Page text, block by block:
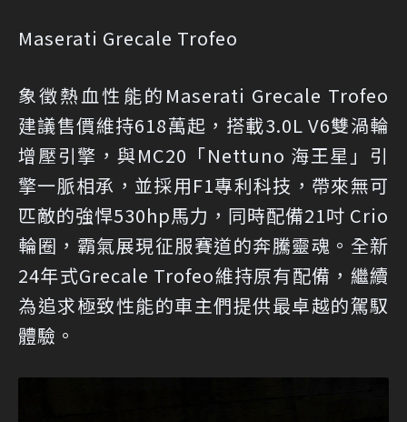
Maserati Grecale Trofeo
象徵熱血性能的Maserati Grecale Trofeo
建議售價維持618萬起，搭載3.0L V6雙渦輪
增壓引擎，與MC20「Nettuno 海王星」引
擎一脈相承，並採用F1專利科技，帶來無可
匹敵的強悍530hp馬力，同時配備21吋 Crio
輪圈，霸氣展現征服賽道的奔騰靈魂。全新
24年式Grecale Trofeo維持原有配備，繼續
為追求極致性能的車主們提供最卓越的駕馭
體驗。